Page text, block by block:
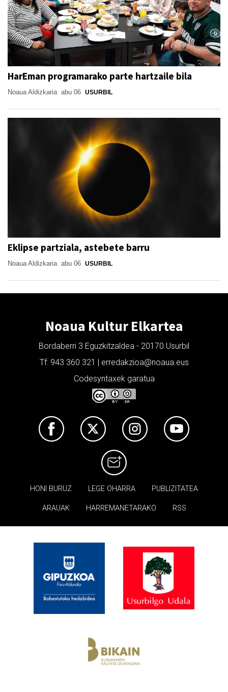
HarEman programarako parte hartzaile bila
Noaua Aldizkaria abu 06 USURBIL
Eklipse partziala, astebete barru
Noaua Aldizkaria abu 06 USURBIL
Noaua Kultur Elkartea
Bordaberri 3 Eguzkitzaldea - 20170 Usurbil
Tf: 943 360 321 | erredakzioa@noaua.eus
Codesyntaxek garatua
HONI BURUZ LEGE OHARRA PUBLIZITATEA
ARAUAK HARREMANETARAKO RSS